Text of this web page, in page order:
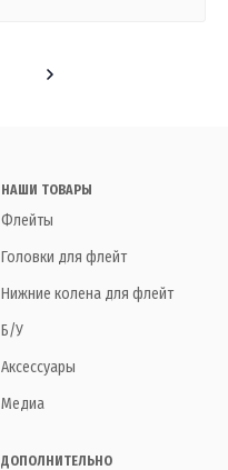
НАШИ ТОВАРЫ
Флейты
Головки для флейт
Нижние колена для флейт
Б/У
Аксессуары
Медиа
ДОПОЛНИТЕЛЬНО